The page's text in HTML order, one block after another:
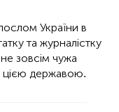
України в
та журналістку
зовсім чужа
цією державою.